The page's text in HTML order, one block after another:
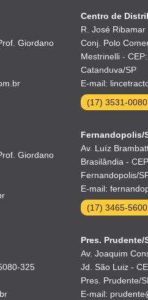
Giordano
Centro de
R. José
Conj. Polo
Mestrinelli -
Catanduva/SP
E-mail:
(17) 3531-
Giordano
Fernandopolis/
Av. Luíz
Brasilândia -
Fernandopolis/
E-mail:
(17) 3465-
325
Pres. Prudente/
Av. Joaquim
Jd. São Luiz -
Pres. Prudente/
E-mail: